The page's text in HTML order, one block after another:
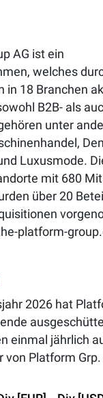
AG ist ein
welches
in 18 Branchen
B2B- als
unter
Luxusmode.
mit 680
über 20
platform-
2026 hat
einmal jährlich
von Platform